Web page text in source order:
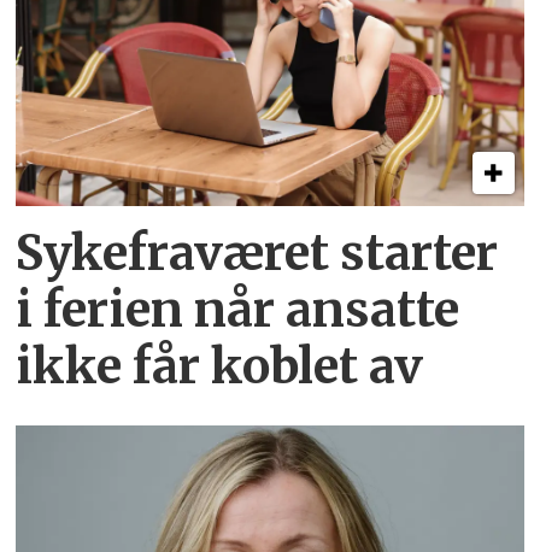
Sykefraværet starter
i ferien når ansatte
ikke får koblet av